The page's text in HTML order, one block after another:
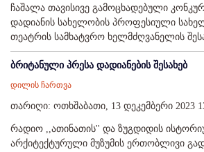
ჩაშალა თავისივე გამოცხადებული
დადიანის სახელობის პროფესიული
თეატრის სამხატვრო ხელმძღვანელის
ბრიტანული პრესა დადიანების შესახებ
დილის ჩართვა
თარიღი: ოთხშაბათი, 13 დეკემბერი 2023
რადიო ,,ათინათის'' და ზუგდიდის
არქიტექტურული მუზუმის ერთობლივი